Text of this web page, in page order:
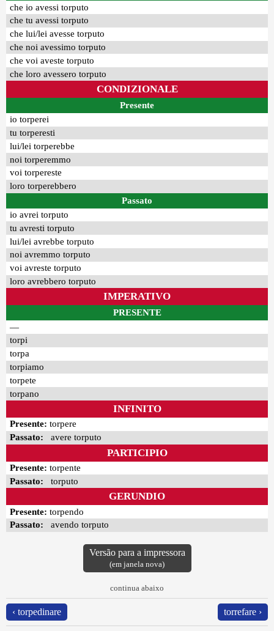
che io avessi torputo
che tu avessi torputo
che lui/lei avesse torputo
che noi avessimo torputo
che voi aveste torputo
che loro avessero torputo
CONDIZIONALE
Presente
io torperei
tu torperesti
lui/lei torperebbe
noi torperemmo
voi torpereste
loro torperebbero
Passato
io avrei torputo
tu avresti torputo
lui/lei avrebbe torputo
noi avremmo torputo
voi avreste torputo
loro avrebbero torputo
IMPERATIVO
PRESENTE
—
torpi
torpa
torpiamo
torpete
torpano
INFINITO
Presente: torpere
Passato: avere torputo
PARTICIPIO
Presente: torpente
Passato: torputo
GERUNDIO
Presente: torpendo
Passato: avendo torputo
Versão para a impressora
(em janela nova)
continua abaixo
‹ torpedinare torrefare ›